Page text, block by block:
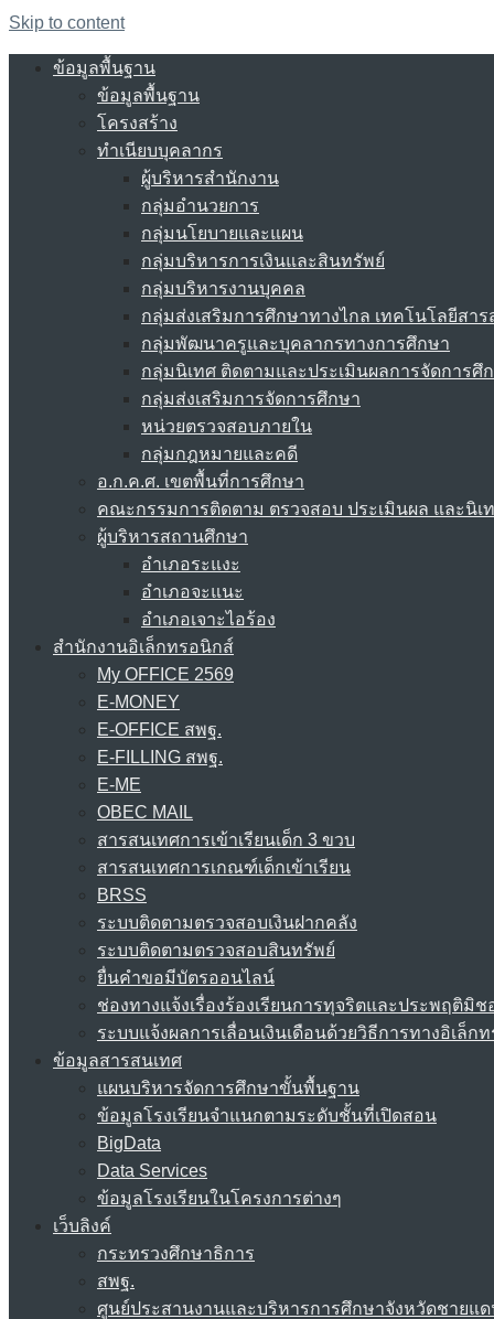
Skip to content
ข้อมูลพื้นฐาน
ข้อมูลพื้นฐาน
โครงสร้าง
ทำเนียบบุคลากร
ผู้บริหารสำนักงาน
กลุ่มอำนวยการ
กลุ่มนโยบายและแผน
กลุ่มบริหารการเงินและสินทรัพย์
กลุ่มบริหารงานบุคคล
กลุ่มส่งเสริมการศึกษาทางไกล เทคโนโลยีสา
กลุ่มพัฒนาครูและบุคลากรทางการศึกษา
กลุ่มนิเทศ ติดตามและประเมินผลการจัดการศึ
กลุ่มส่งเสริมการจัดการศึกษา
หน่วยตรวจสอบภายใน
กลุ่มกฎหมายและคดี
อ.ก.ค.ศ. เขตพื้นที่การศึกษา
คณะกรรมการติดตาม ตรวจสอบ ประเมินผล และนิเ
ผู้บริหารสถานศึกษา
อำเภอระแงะ
อำเภอจะแนะ
อำเภอเจาะไอร้อง
สำนักงานอิเล็กทรอนิกส์
My OFFICE 2569
E-MONEY
E-OFFICE สพฐ.
E-FILLING สพฐ.
E-ME
OBEC MAIL
สารสนเทศการเข้าเรียนเด็ก 3 ขวบ
สารสนเทศการเกณฑ์เด็กเข้าเรียน
BRSS
ระบบติดตามตรวจสอบเงินฝากคลัง
ระบบติดตามตรวจสอบสินทรัพย์
ยื่นคำขอมีบัตรออนไลน์
ช่องทางแจ้งเรื่องร้องเรียนการทุจริตและประพฤติมิช
ระบบแจ้งผลการเลื่อนเงินเดือนด้วยวิธีการทางอิเล็ก
ข้อมูลสารสนเทศ
แผนบริหารจัดการศึกษาขั้นพื้นฐาน
ข้อมูลโรงเรียนจำแนกตามระดับชั้นที่เปิดสอน
BigData
Data Services
ข้อมูลโรงเรียนในโครงการต่างๆ
เว็บลิงค์
กระทรวงศึกษาธิการ
สพฐ.
ศูนย์ประสานงานและบริหารการศึกษาจังหวัดชายแ